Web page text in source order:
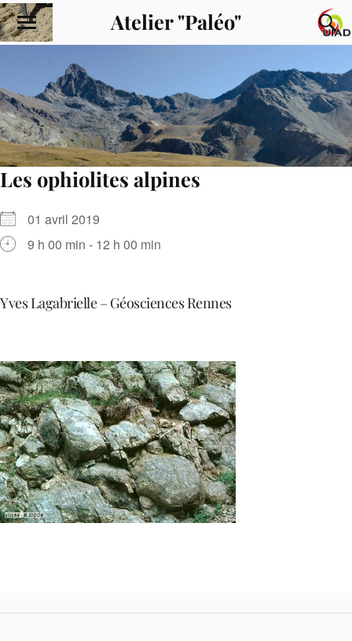
Atelier "Paléo"
Les ophiolites alpines
01 avril 2019
9 h 00 min - 12 h 00 min
Yves Lagabrielle – Géosciences Rennes